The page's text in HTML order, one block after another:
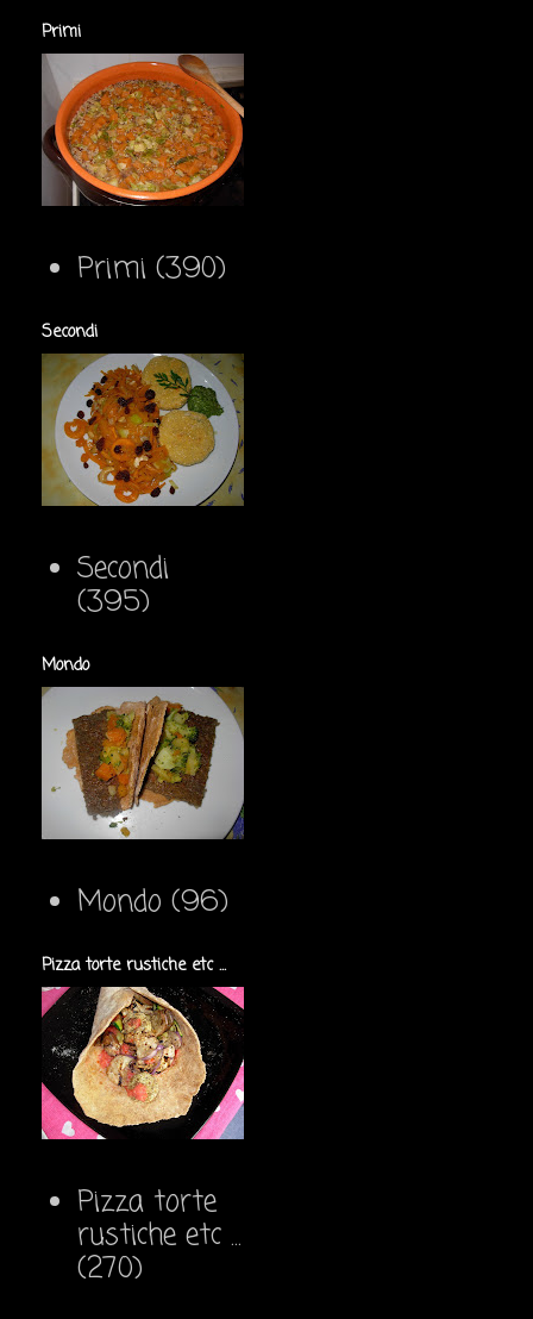
Primi
Primi (390)
Secondi
Secondi
(395)
Mondo
Mondo (96)
Pizza torte rustiche etc ...
Pizza torte
rustiche etc ...
(270)